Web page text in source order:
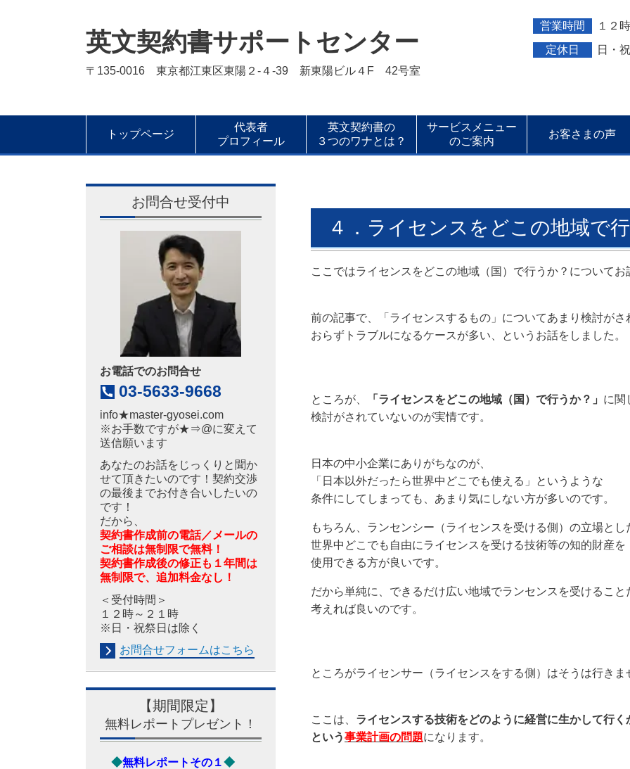
英文契約書サポートセンター
〒135-0016 東京都江東区東陽２-４-39 新東陽ビル４F 42号室
営業時間 １２
定休日 日・
トップページ
代表者
プロフィール
英文契約書の
３つのワナとは？
サービスメニュー
のご案内
お客さまの声
４．ライセンスをどこの地域で
ここではライセンスをどこの地域（国）で行うか？についてお
前の記事で、「ライセンスするもの」についてあまり検討がさ
おらずトラブルになるケースが多い、というお話をしました。
ところが、 「ライセンスをどこの地域（国）で行うか？」 に関
検討がされていないのが実情です。
日本の中小企業にありがちなのが、
「日本以外だったら世界中どこでも使える」というような
条件にして しまっても、 あまり気にしない方が多いのです。
もちろん、ランセンシー（ライセンスを受ける側）の立場とし
世界中どこでも自由にライセンスを受ける技術等の知的財産を
使用できる方が良いです。
だから単純に、できるだけ広い地域でランセンスを受けること
考えれば良いのです。
ところがライセンサー（ライセンスをする側）はそうは行きま
ここは、 ライセンスする技術をどのように経営に生かして行く
という事業計画の問題になります。
お問合せ受付中
お電話でのお問合せ
03-5633-9668
info★master-gyosei.com
※お手数ですが★⇒@に変えて
送信願います
あなたのお話をじっくりと聞か
せて頂きたいのです！契約交渉
の最後までお付き合いしたいの
です！
だから、
契約書作成前の電話／メールの
ご相談は無制限で無料！
契約書作成後の修正も１年間は
無制限で、追加料金なし！
＜受付時間＞
１２時～２１時
※日・祝祭日は除く
お問合せフォームはこちら
【期間限定】
無料レポートプレゼント！
◆無料レポートその１◆